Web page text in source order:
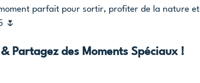
parfait pour sortir, profiter de la nature et
🌷
Partagez des Moments Spéciaux !